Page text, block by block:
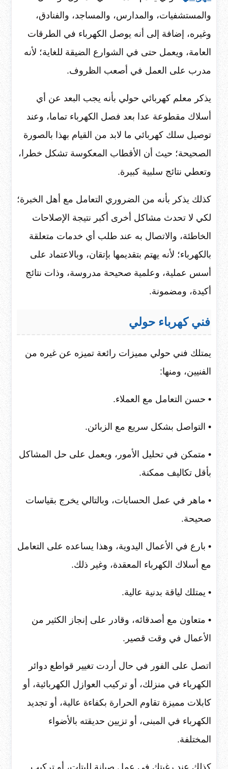
والمستشفيات، والمدارس، والمساجد، والفنادق،
وغيره، إضافة إلى أنه يوصل الكهرباء في الطرقات
العامة، ويعمل حتى في الشوارع الضيقة للغاية؛ لأنه
مدرب على العمل في أصعب الظروف.
يذكر معلم كهربائي حولي بأنه يجب البعد عن أي
أسلاك مقطوعة عدا بعد فصل الكهرباء تماما، وعند
توصيل سلك كهربائي ما لابد من القيام بهذا بالصورة
الصحيحة؛ حيث أن الأقطاب المعكوسة تشكل خطرا،
وتعطي نتائج سلبية كبيرة.
كذلك يذكر بأنه من الضروري التعامل مع أهل الخبرة؛
لكي لا تحدث مشاكل أخرى أكبر نتيجة الإصلاحات
الخاطئة، والاتصال به عند طلب أي خدمات متعلقة
بالكهرباء؛ لأنه يهتم بتقديمها بإتقان، وبالاعتماد على
أسس عملية، وعلمية صحيحة مدروسة، وذات نتائج
أكيدة، ومضمونة.
فني كهرباء حولي
يمتلك فني حولي مميزات رائعة تميزه عن غيره من
الفنيين، ومنها:
• حسن التعامل مع العملاء.
• التواصل بشكل سريع مع الزبائن.
• متمكن في تحليل الأمور، ويعمل على حل المشاكل
بأقل تكاليف ممكنة.
• ماهر في عمل الحسابات، وبالتالي يخرج بقياسات
صحيحة.
• بارع في الأعمال اليدوية، وهذا يساعده على التعامل
مع أسلاك الكهرباء المعقدة، وغير ذلك.
• يمتلك لياقة بدنية عالية.
• متعاون مع أصدقائه، وقادر على إنجاز الكثير من
الأعمال في وقت قصير.
اتصل على الفور في حال أردت تغيير قواطع دوائر
الكهرباء في منزلك، أو تركيب العوازل الكهربائية، أو
كابلات مميزة تقاوم الحرارة بكفاءة عالية، أو تجديد
الكهرباء في المبنى، أو تزيين حديقته بالأضواء
المختلفة.